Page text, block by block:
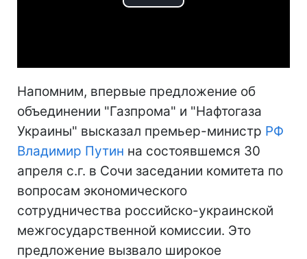
Play
Напомним, впервые предложение об
объединении "Газпрома" и "Нафтогаза
Украины" высказал премьер-министр РФ
Владимир Путин на состоявшемся 30
апреля с.г. в Сочи заседании комитета по
вопросам экономического
сотрудничества российско-украинской
межгосударственной комиссии. Это
предложение вызвало широкое